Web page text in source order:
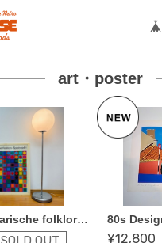
art・poster
1969 planetarische folklore（プラネタリッシェ・フォルクローレ 惑星の民俗玩具 ヴィクトル・ヴァザルリ シルクスクリーンポスター 額装済み
¥12,800